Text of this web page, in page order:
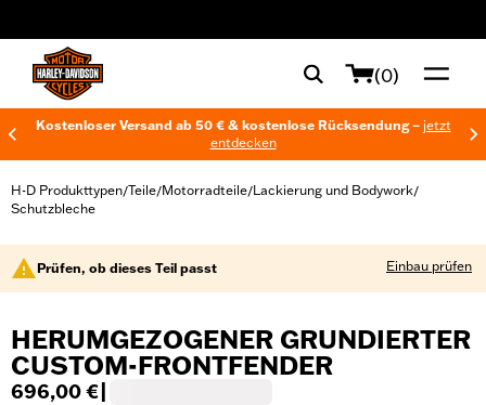
(0)
Kostenloser Versand ab 50 € & kostenlose Rücksendung – jetzt
entdecken
H-D Produkttypen/Teile/Motorradteile/Lackierung und Bodywork/
Schutzbleche
Prüfen, ob dieses Teil passt Einbau prüfen
HERUMGEZOGENER GRUNDIERTER
CUSTOM-FRONTFENDER
696,00 €